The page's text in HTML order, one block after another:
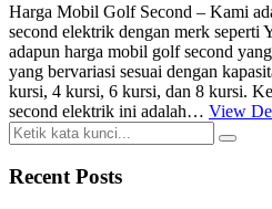
Harga Mobil Golf Second – Kami
second elektrik dengan merk seperti
adapun harga mobil golf second
yang bervariasi sesuai dengan
kursi, 4 kursi, 6 kursi, dan 8 kursi.
second elektrik ini adalah… View
Recent Posts